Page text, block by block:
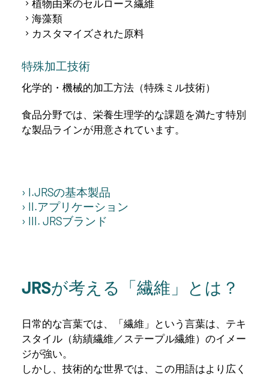
植物由来のセルロース繊維
海藻類
カスタマイズされた原料
特殊加工技術
化学的・機械的加工方法（特殊ミル技術）
食品分野では、栄養生理学的な課題を満たす特別
な製品ラインが用意されています。
› I.JRSの基本製品
› II.アプリケーション
› III. JRSブランド
JRSが考える「繊維」とは？
日常的な言葉では、「繊維」という言葉は、テキ
スタイル（紡績繊維／ステープル繊維）のイメー
ジが強い。
しかし、技術的な世界では、この用語はより広く